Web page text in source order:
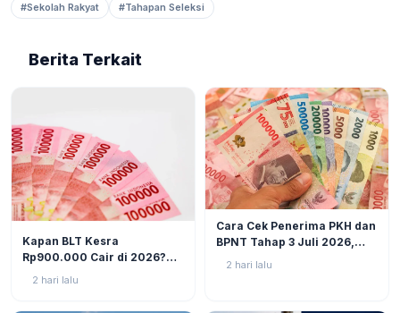
#Sekolah Rakyat
#Tahapan Seleksi
Berita Terkait
Kapan BLT Kesra
Rp900.000 Cair di 2026?
Simak Prediksi dan
2 hari lalu
Cara Cek Penerima PKH dan
BPNT Tahap 3 Juli 2026,
Bansos Sudah Mulai Cair!
2 hari lalu